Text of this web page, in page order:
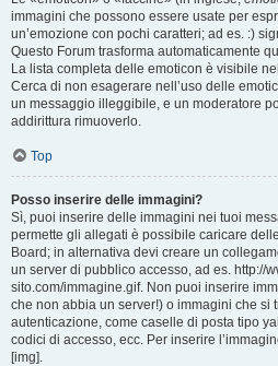
immagini che possono essere usate per
un’emozione con pochi caratteri; ad es. :)
Questo Forum trasforma automaticamente
La lista completa delle emoticon è visibile
Cerca di non esagerare nell’uso delle
un messaggio illeggibile, e un moderatore
addirittura rimuoverlo.
Top
Posso inserire delle immagini?
Sì, puoi inserire delle immagini nei tuoi
permette gli allegati è possibile caricare
Board; in alternativa devi creare un
un server di pubblico accesso, ad es. http://
sito.com/immagine.gif. Non puoi inserire
che non abbia un server!) o immagini che si
autenticazione, come caselle di posta tipo
codici di accesso, ecc. Per inserire
[img].